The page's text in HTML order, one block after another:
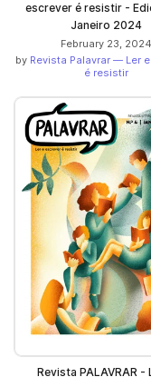
escrever é resistir -
Janeiro 2024
February 23, 2024
by Revista Palavrar — Ler
é resistir
Revista PALAVRAR -